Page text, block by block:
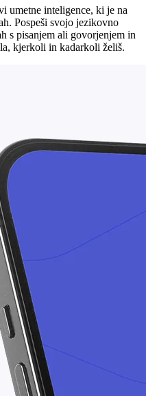
umetne inteligence, ki je na
Pospeši svojo jezikovno
s pisanjem ali govorjenjem in
kjerkoli in kadarkoli želiš.